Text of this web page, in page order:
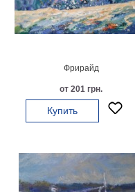
Мотивирующие
Города
Посмотреть
Услуги
Фрирайд
от 201 грн.
Купить